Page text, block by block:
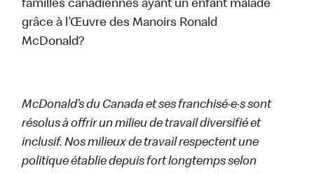
familles canadiennes ayant un enfant malade
grâce à l’Œuvre des Manoirs Ronald
McDonald?
McDonald’s du Canada et ses franchisé·e·s sont
résolus à offrir un milieu de travail diversifié et
inclusif. Nos milieux de travail respectent une
politique établie depuis fort longtemps selon